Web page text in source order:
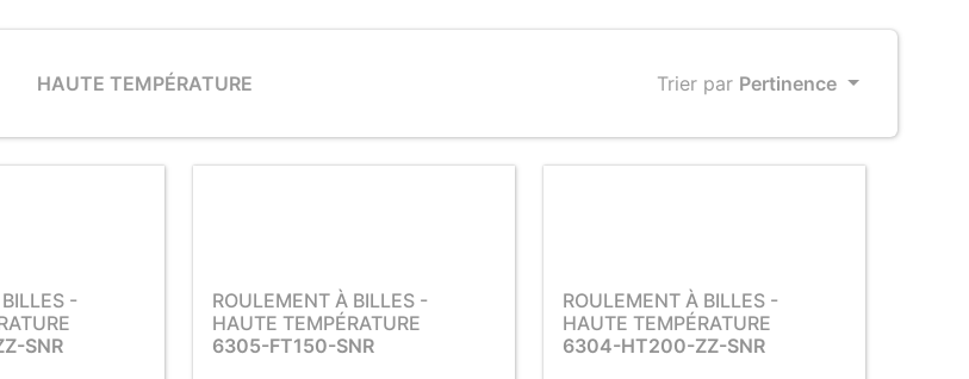
HAUTE TEMPÉRATURE Trier par Pertinence
-
SNR
ROULEMENT À BILLES -
HAUTE TEMPÉRATURE
6305-FT150-SNR
ROULEMENT À BILLES -
HAUTE TEMPÉRATURE
6304-HT200-ZZ-SNR